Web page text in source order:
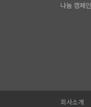
나눔 캠페인
회사소개